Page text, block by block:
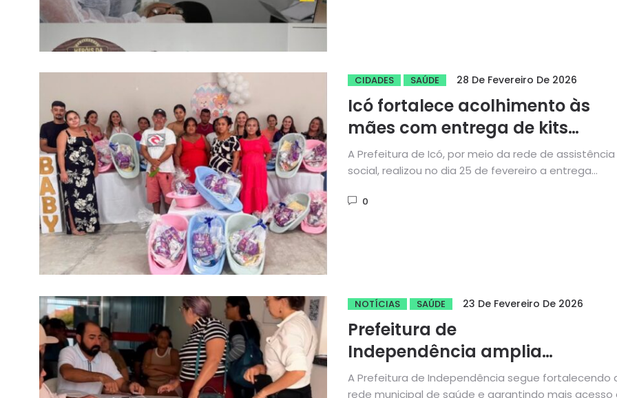
CIDADES SAÚDE 28 De Fevereiro De 2026
Icó fortalece acolhimento às
mães com entrega de kits
natalidade para gestantes
acompanhadas pelo CRAS
A Prefeitura de Icó, por meio da rede de assistência
social, realizou no dia 25 de fevereiro a entrega...
0
NOTÍCIAS SAÚDE 23 De Fevereiro De 2026
Prefeitura de
Independência amplia
atendimento com
A Prefeitura de Independência segue fortalecendo
rede municipal de saúde e garantindo mais acesso